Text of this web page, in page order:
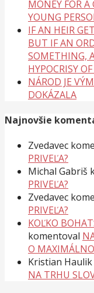
MONEY FOR A
YOUNG
IF AN HEIR
BUT IF AN
SOMETHING,
HYPOCRISY
NÁROD JE
DOKÁZALA
Najnovšie
Zvedavec
PRIVEĽA?
Michal Gabriš
PRIVEĽA?
Zvedavec
PRIVEĽA?
KOĽKO
komentoval
O
Kristian Haulik
NA TRHU